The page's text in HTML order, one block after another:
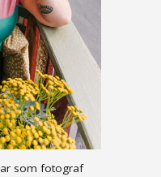
som fotograf